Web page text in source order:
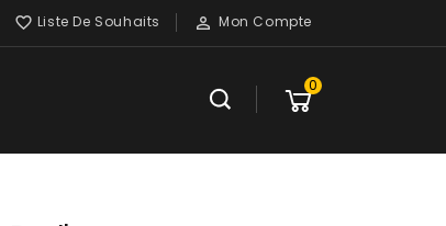
 Mon Compte
 Liste De Souhaits
0